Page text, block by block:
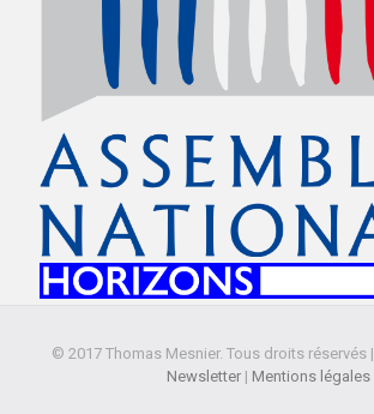
© 2017 Thomas Mesnier. Tous droits réservés |
Newsletter | Mentions légales